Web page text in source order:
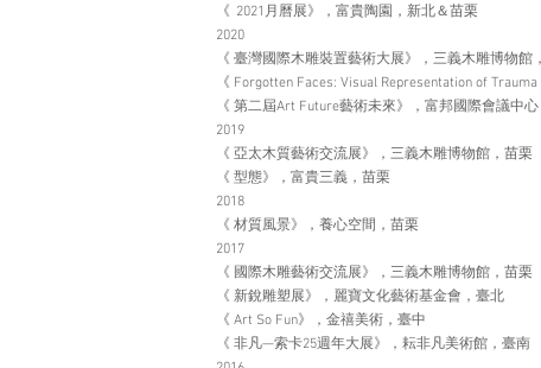
《 2021月曆展》，富貴陶園，新北＆苗栗
2020
《 臺灣國際木雕裝置藝術大展》，三義木雕博物館
《 Forgotten Faces: Visual Representation of
《 第二屆Art Future藝術未來》，富邦國際會議中
2019
《 亞太木質藝術交流展》，三義木雕博物館，苗栗
《 型態》，富貴三義，苗栗
2018
《 材質風景》，養心空間，苗栗
2017
《 國際木雕藝術交流展》，三義木雕博物館，苗栗
《 新銳雕塑展》，麗寶文化藝術基金會，臺北
《 Art So Fun》，金禧美術，臺中
《 非凡—索卡25週年大展》，耘非凡美術館，臺南